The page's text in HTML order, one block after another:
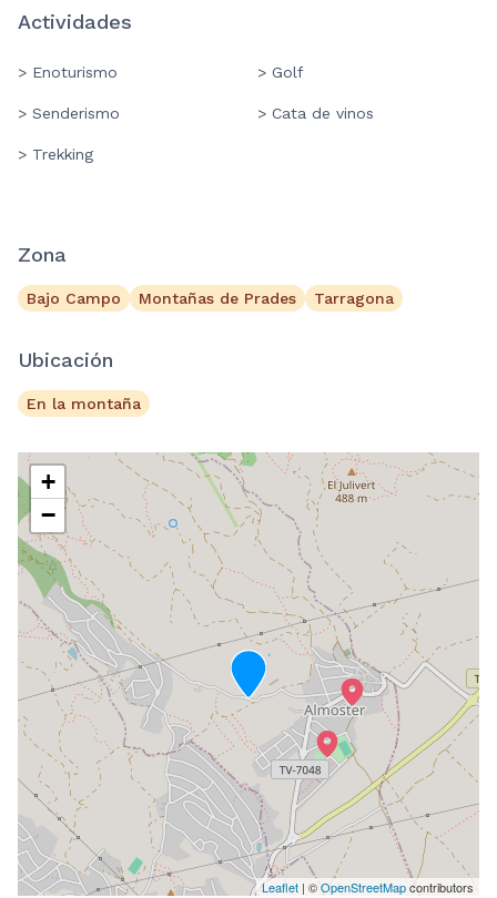
Actividades
> Enoturismo > Golf
> Senderismo > Cata de vinos
> Trekking
Zona
Bajo Campo Montañas de Prades Tarragona
Ubicación
En la montaña
+
−
Leaflet | ©OpenStreetMapcontributors